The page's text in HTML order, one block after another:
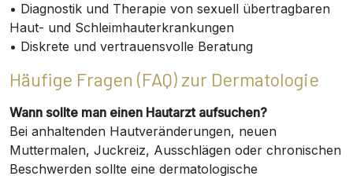
• Diagnostik und Therapie von sexuell übertragbaren
Haut- und Schleimhauterkrankungen
• Diskrete und vertrauensvolle Beratung
Häufige Fragen (FAQ) zur Dermatologie
Wann sollte man einen Hautarzt aufsuchen?
Bei anhaltenden Hautveränderungen, neuen
Muttermalen, Juckreiz, Ausschlägen oder chronischen
Beschwerden sollte eine dermatologische